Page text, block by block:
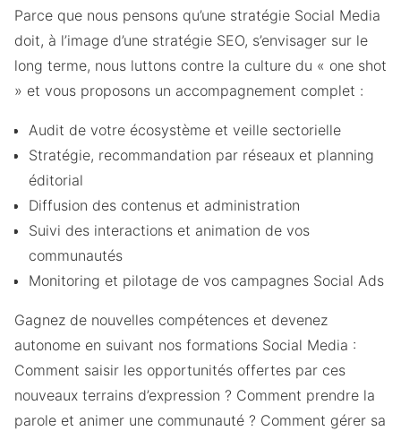
Parce que nous pensons qu’une stratégie Social Media
doit, à l’image d’une stratégie SEO, s’envisager sur le
long terme, nous luttons contre la culture du « one shot
» et vous proposons un accompagnement complet :
Audit de votre écosystème et veille sectorielle
Stratégie, recommandation par réseaux et planning
éditorial
Diffusion des contenus et administration
Suivi des interactions et animation de vos
communautés
Monitoring et pilotage de vos campagnes Social Ads
Gagnez de nouvelles compétences et devenez
autonome en suivant nos formations Social Media :
Comment saisir les opportunités offertes par ces
nouveaux terrains d’expression ? Comment prendre la
parole et animer une communauté ? Comment gérer sa